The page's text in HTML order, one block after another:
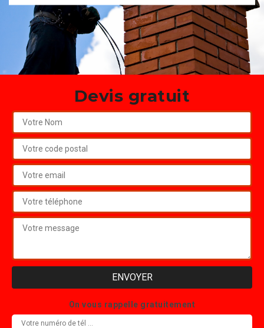
Devis gratuit
On vous rappelle gratuitement